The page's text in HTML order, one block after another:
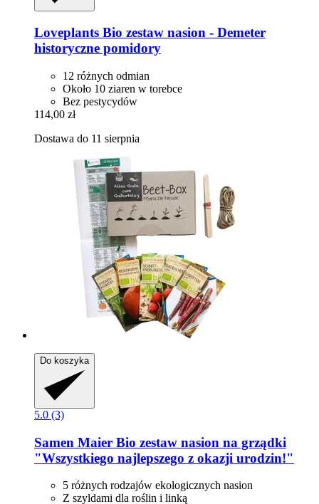
Loveplants Bio zestaw nasion -​ Demeter
historyczne pomidory
12 różnych odmian
Około 10 ziaren w torebce
Bez pestycydów
114,00 zł
Dostawa do 11 sierpnia
Do koszyka
5.0 (3)
Samen Maier Bio zestaw nasion na grządki
"Wszystkiego najlepszego z okazji urodzin!"
5 różnych rodzajów ekologicznych nasion
Z szyldami dla roślin i linką